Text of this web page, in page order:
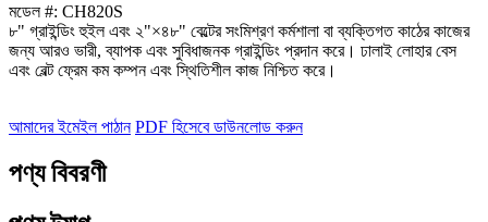
মডেল #: CH820S
৮" গ্রাইন্ডিং হুইল এবং ২"×৪৮" বেল্টের সংমিশ্রণ কর্মশালা বা ব্যক্তিগত কাঠের কাজের
জন্য আরও ভারী, ব্যাপক এবং সুবিধাজনক গ্রাইন্ডিং প্রদান করে। ঢালাই লোহার বেস
এবং বেল্ট ফ্রেম কম কম্পন এবং স্থিতিশীল কাজ নিশ্চিত করে।
আমাদের ইমেইল পাঠান PDF হিসেবে ডাউনলোড করুন
পণ্য বিবরণী